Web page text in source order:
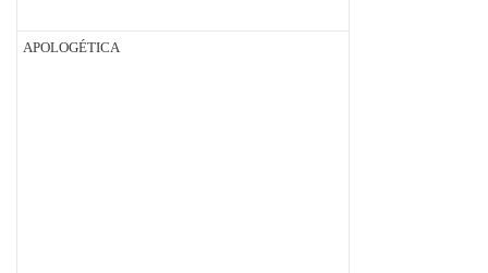
APOLOGÉTICA